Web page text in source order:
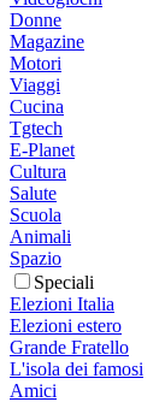
Donne
Magazine
Motori
Viaggi
Cucina
Tgtech
E-Planet
Cultura
Salute
Scuola
Animali
Spazio
Speciali
Elezioni Italia
Elezioni estero
Grande Fratello
L'isola dei famosi
Amici